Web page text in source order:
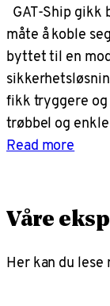
GAT-Ship gikk
måte å koble
byttet til en
fikk tryggere
trøbbel og
Read more
Våre
Her kan du